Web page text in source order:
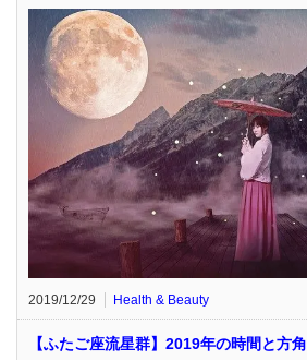
2019/12/29 Health & Beauty
【ふたご座流星群】2019年の時間と方